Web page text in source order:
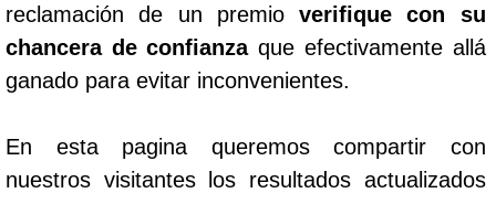
reclamación de un premioverifique con su
chancera de confianzaque efectivamente allá
ganado para evitar inconvenientes.
En esta pagina queremos compartir con
nuestros visitantes los resultados actualizados